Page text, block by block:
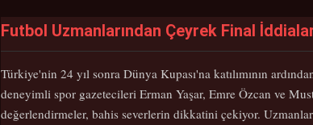
Futbol Uzmanlarından Çeyrek Final
Türkiye'nin 24 yıl sonra Dünya Kupası'na katılımının
deneyimli spor gazetecileri Erman Yaşar, Emre Özcan ve
değerlendirmeler, bahis severlerin dikkatini çekiyor.